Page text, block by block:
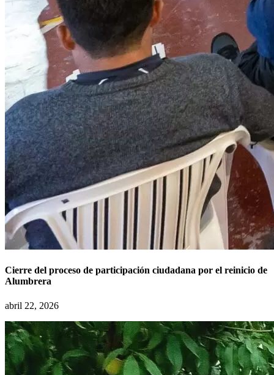
Cierre del proceso de participación ciudadana por el reinicio de
Alumbrera
abril 22, 2026